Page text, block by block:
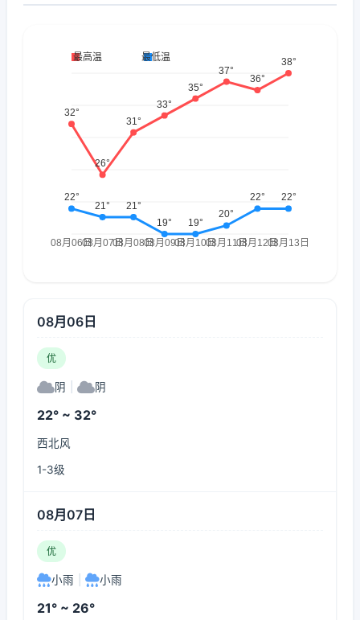
08月06日
优
阴 阴
22° ~ 32°
西北风
1-3级
08月07日
优
小雨 小雨
21° ~ 26°